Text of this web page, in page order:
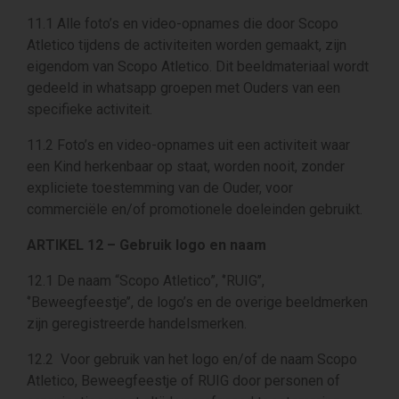
11.1 Alle foto’s en video-opnames die door Scopo
Atletico tijdens de activiteiten worden gemaakt, zijn
eigendom van Scopo Atletico. Dit beeldmateriaal wordt
gedeeld in whatsapp groepen met Ouders van een
specifieke activiteit.
11.2 Foto’s en video-opnames uit een activiteit waar
een Kind herkenbaar op staat, worden nooit, zonder
expliciete toestemming van de Ouder, voor
commerciële en/of promotionele doeleinden gebruikt.
ARTIKEL 12 – Gebruik logo en naam
12.1 De naam “Scopo Atletico”, ‘’RUIG’’,
‘’Beweegfeestje’’, de logo’s en de overige beeldmerken
zijn geregistreerde handelsmerken.
12.2 Voor gebruik van het logo en/of de naam Scopo
Atletico, Beweegfeestje of RUIG door personen of